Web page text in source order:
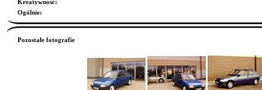
Kreatywność:
Ogólnie:
Pozostałe fotografie